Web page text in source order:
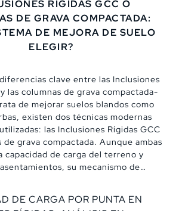
RÍGIDAS GCC O
DE GRAVA COMPACTADA:
DE MEJORA DE SUELO
ELEGIR?
clave entre las Inclusiones
las columnas de grava compactada-
de mejorar suelos blandos como
existen dos técnicas modernas
las Inclusiones Rígidas GCC
de grava compactada. Aunque ambas
capacidad de carga del terreno y
su mecanismo de
varían significativamente. En
explicamos sus diferencias más